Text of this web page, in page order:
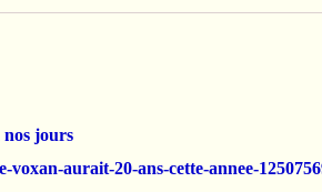
nos jours
aurait-20-ans-cette-annee-